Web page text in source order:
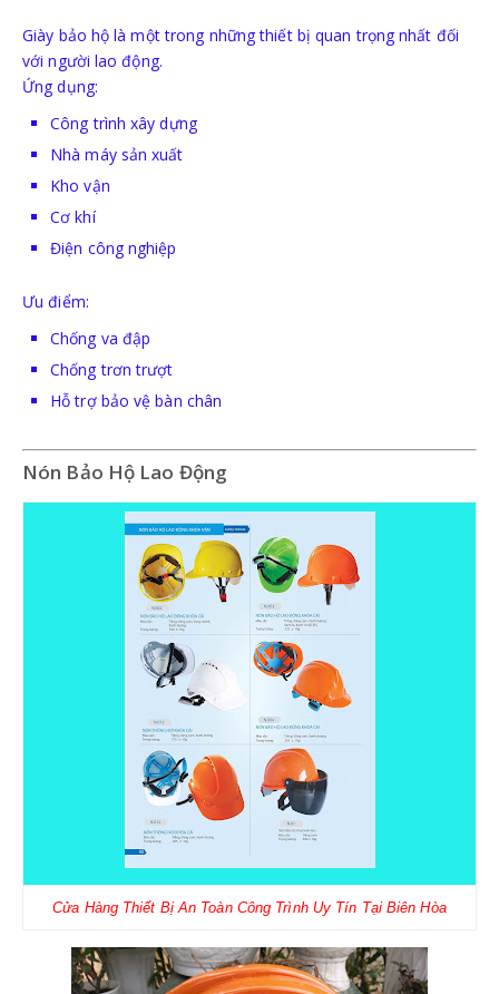
Giày bảo hộ là một trong những thiết bị quan trọng nhất đối
với người lao động.
Ứng dụng:
Công trình xây dựng
Nhà máy sản xuất
Kho vận
Cơ khí
Điện công nghiệp
Ưu điểm:
Chống va đập
Chống trơn trượt
Hỗ trợ bảo vệ bàn chân
Nón Bảo Hộ Lao Động
Cửa Hàng Thiết Bị An Toàn Công Trình Uy Tín Tại Biên Hòa